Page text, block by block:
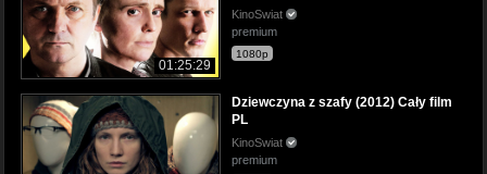
01:25:29
KinoSwiat
premium
1080p
Dziewczyna z szafy (2012) Cały film
PL
KinoSwiat
premium